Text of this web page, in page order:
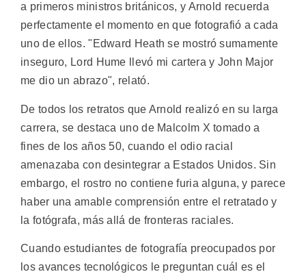
a primeros ministros británicos, y Arnold recuerda
perfectamente el momento en que fotografió a cada
uno de ellos. "Edward Heath se mostró sumamente
inseguro, Lord Hume llevó mi cartera y John Major
me dio un abrazo", relató.
De todos los retratos que Arnold realizó en su larga
carrera, se destaca uno de Malcolm X tomado a
fines de los años 50, cuando el odio racial
amenazaba con desintegrar a Estados Unidos. Sin
embargo, el rostro no contiene furia alguna, y parece
haber una amable comprensión entre el retratado y
la fotógrafa, más allá de fronteras raciales.
Cuando estudiantes de fotografía preocupados por
los avances tecnológicos le preguntan cuál es el